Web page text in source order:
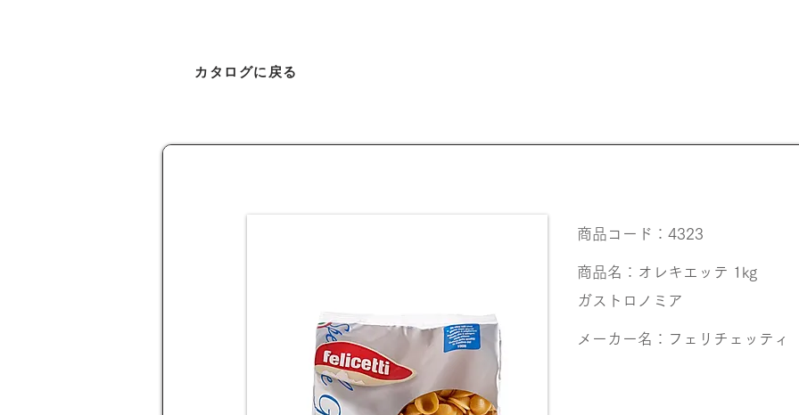
カタログに戻る
商品コード：4323
商品名：オレキエッテ 1kg
ガストロノミア
メーカー名：フェリチェッティ